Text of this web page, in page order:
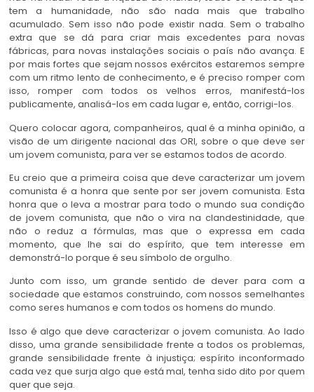
tem a humanidade, não são nada mais que trabalho
acumulado. Sem isso não pode existir nada. Sem o trabalho
extra que se dá para criar mais excedentes para novas
fábricas, para novas instalações sociais o país não avança. E
por mais fortes que sejam nossos exércitos estaremos sempre
com um ritmo lento de conhecimento, e é preciso romper com
isso, romper com todos os velhos erros, manifestá-los
publicamente, analisá-los em cada lugar e, então, corrigi-los.
Quero colocar agora, companheiros, qual é a minha opinião, a
visão de um dirigente nacional das ORI, sobre o que deve ser
um jovem comunista, para ver se estamos todos de acordo.
Eu creio que a primeira coisa que deve caracterizar um jovem
comunista é a honra que sente por ser jovem comunista. Esta
honra que o leva a mostrar para todo o mundo sua condição
de jovem comunista, que não o vira na clandestinidade, que
não o reduz a fórmulas, mas que o expressa em cada
momento, que lhe sai do espírito, que tem interesse em
demonstrá-lo porque é seu símbolo de orgulho.
Junto com isso, um grande sentido de dever para com a
sociedade que estamos construindo, com nossos semelhantes
como seres humanos e com todos os homens do mundo.
Isso é algo que deve caracterizar o jovem comunista. Ao lado
disso, uma grande sensibilidade frente a todos os problemas,
grande sensibilidade frente à injustiça; espírito inconformado
cada vez que surja algo que está mal, tenha sido dito por quem
quer que seja.